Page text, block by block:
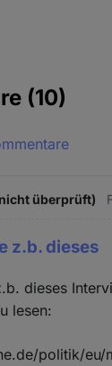
(10)
überprüft)
z.b. dieses
dieses
lesen:
politik/eu/